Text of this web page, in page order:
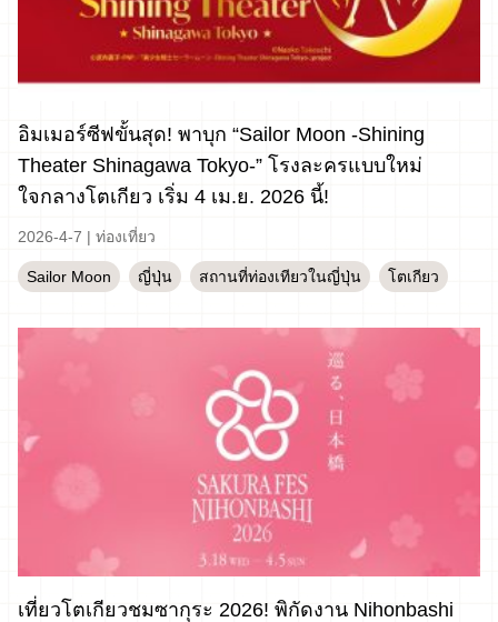
อิมเมอร์ซีฟขั้นสุด! พาบุก “Sailor Moon -Shining
Theater Shinagawa Tokyo-” โรงละครแบบใหม่
ใจกลางโตเกียว เริ่ม 4 เม.ย. 2026 นี้!
2026-4-7 | ท่องเที่ยว
Sailor Moon ญี่ปุ่น สถานที่ท่องเทียวในญี่ปุ่น โตเกียว
เที่ยวโตเกียวชมซากุระ 2026! พิกัดงาน Nihonbashi